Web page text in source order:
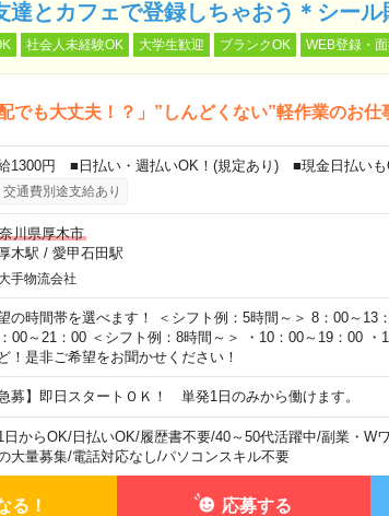
達とカフェで登録しちゃおう＊シール
社会人未経験OK 大学生歓迎 ブランクOK WEB登録・
でも大丈夫！？」”しんどくない”軽作業のお仕
1300円 ■日払い・週払いOK！(規定あり) ■現金日払いも
交通費別途支給あり
川県厚木市
木駅 / 愛甲石田駅
大手物流会社
の時間帯を選べます！ ＜シフト例：5時間～＞ 8：00～13
00～21：00 ＜シフト例：8時間～＞ ・10：00～19：00 ・
！是非ご希望をお聞かせください！
急募】即日スタートＯＫ！ 単発1日のみから働けます。
日からOK/日払いOK/履歴書不要/40～50代活躍中/副業・W
大量募集/電話対応なし/パソコンスキル不要
る！ 応募する